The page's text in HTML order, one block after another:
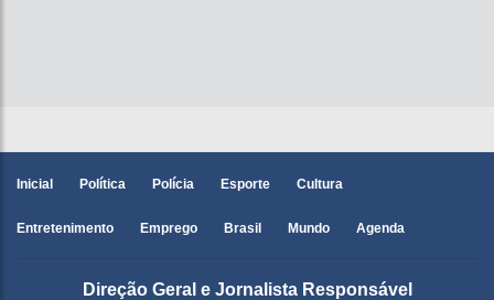
Inicial Política Polícia Esporte Cultura
Entretenimento Emprego Brasil Mundo Agenda
Direção Geral e Jornalista Responsável